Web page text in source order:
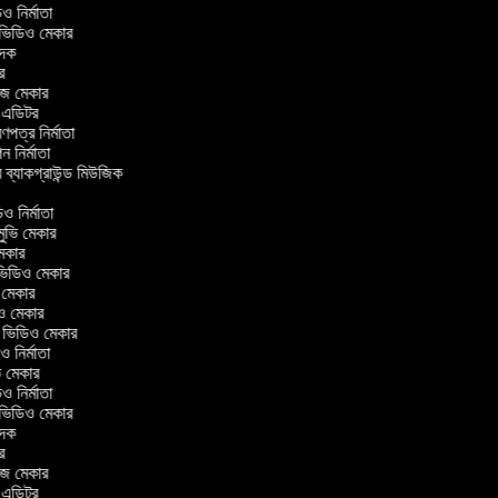
নির্মাতা
মেকার
মেকার
এডিটর
নির্মাতা
নির্মাতা
ব্যাকগ্রাউন্ড মিউজিক
নির্মাতা
মেকার
মেকার
মেকার
মেকার
মেকার
নির্মাতা
মেকার
নির্মাতা
মেকার
মেকার
এডিটর